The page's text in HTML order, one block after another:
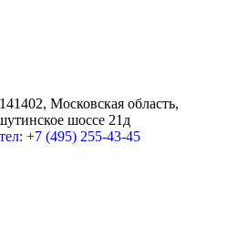
141402, Московская область,
шоссе 21д
тел: +7 (495) 255-43-45